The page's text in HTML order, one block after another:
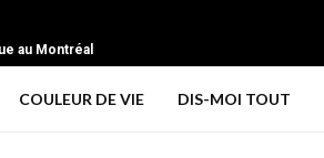
au Montréal
toxique
COULEUR DE VIE DIS-MOI TOUT